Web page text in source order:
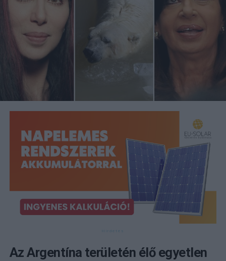
Az Argentína területén élő egyetlen